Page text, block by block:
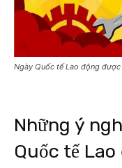
Ngày Quốc tế Lao động
Những ý
Quốc tế Lao